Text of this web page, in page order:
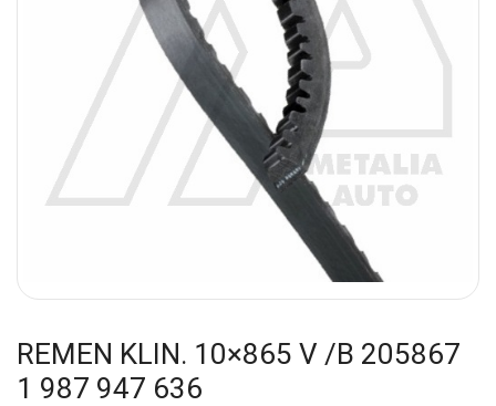
REMEN KLIN. 10×865 V /B 205867
1 987 947 636